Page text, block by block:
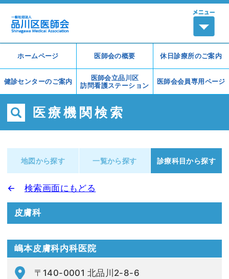
ホームページ 医師会の概要 休日診療所のご案内
健診センターのご案内
医師会立品川区
訪問看護ステーション
医師会会員専用ページ
医療機関検索
地図から探す 一覧から探す 診療科目から探す
← 検索画面にもどる
皮膚科
嶋本皮膚科内科医院
〒140-0001 北品川2-8-6